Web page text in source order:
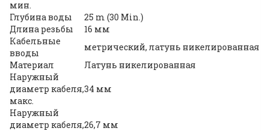
мин.
Глубина воды
25 m (30 Min.)
Длина резьбы
16 мм
Кабельные
вводы
метрический, латунь никелированная
Материал
Латунь никелированная
Наружный
диаметр кабеля,
макс.
34 мм
Наружный
диаметр кабеля,26,7 мм